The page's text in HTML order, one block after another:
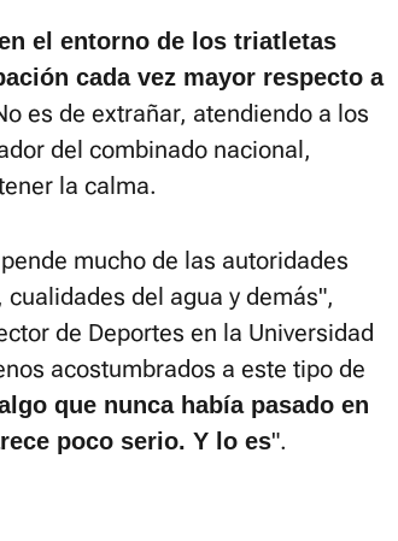
el entorno de los triatletas
cada vez mayor respecto a
es de extrañar, atendiendo a los
del combinado nacional,
la calma.
mucho de las autoridades
del agua y demás",
de Deportes en la Universidad
acostumbrados a este tipo de
que nunca había pasado en
poco serio. Y lo es".